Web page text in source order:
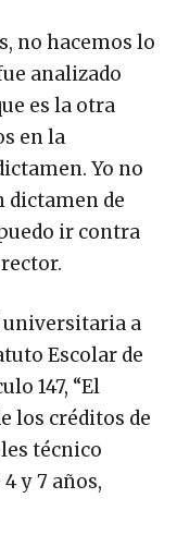
no hacemos lo
analizado
es la otra
en la
Yo no
dictamen de
ir contra
universitaria a
Escolar de
147, “El
los créditos de
técnico
y 7 años,